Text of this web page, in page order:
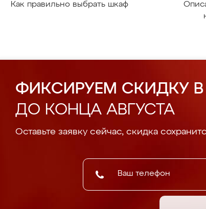
Как правильно выбрать шкаф
ФИКСИРУЕМ СКИДКУ В
ДО КОНЦА АВГУСТА
Оставьте заявку сейчас, скидка